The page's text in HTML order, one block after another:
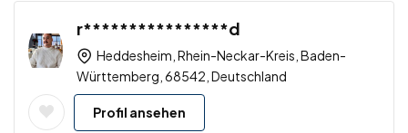
r****************d
Heddesheim, Rhein-Neckar-Kreis, Baden-
Württemberg, 68542, Deutschland
Profil ansehen